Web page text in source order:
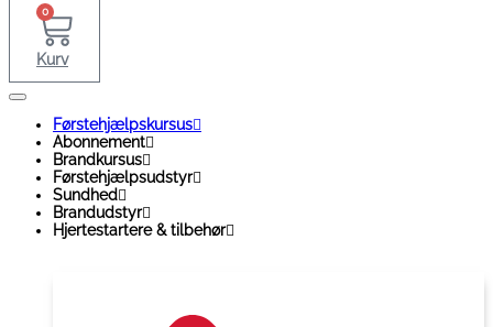
0
Kurv
Førstehjælpskursus
Abonnement
Brandkursus
Førstehjælpsudstyr
Sundhed
Brandudstyr
Hjertestartere & tilbehør